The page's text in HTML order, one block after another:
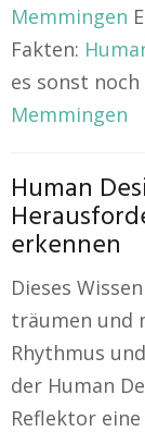
Memmingen
Fakten:
es sonst
Memmingen
Human
erkennen
Dieses
träumen und
Rhythmus
der Human
Reflektor